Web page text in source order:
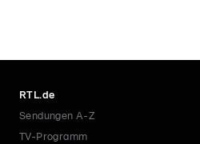
RTL.de
Sendungen A-Z
TV-Programm